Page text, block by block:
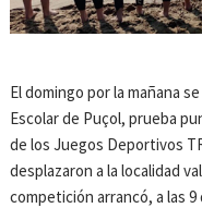
El domingo por la mañana
Escolar de Puçol, prueba
de los Juegos Deportivos
desplazaron a la localidad
competición arrancó, a las 9